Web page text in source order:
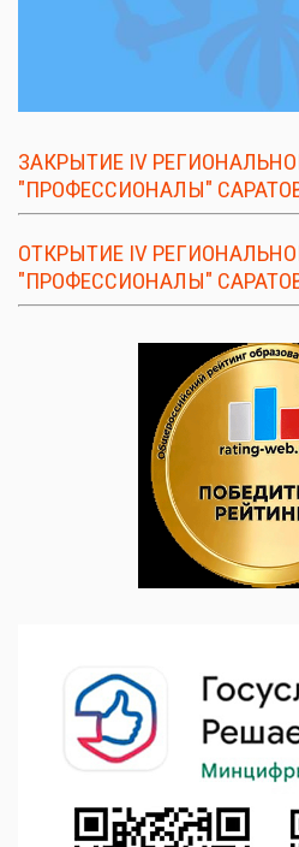
ЗАКРЫТИЕ IV
"ПРОФЕССИОНАЛЫ"
ОТКРЫТИЕ IV
"ПРОФЕССИОНАЛЫ"